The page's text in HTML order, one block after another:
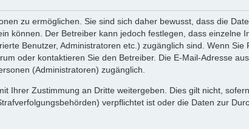
zu ermöglichen. Sie sind sich daher bewusst, dass die
können. Der Betreiber kann jedoch festlegen, dass einzelne
Benutzer, Administratoren etc.) zugänglich sind. Wenn Sie
oder kontaktieren Sie den Betreiber. Die E-Mail-Adresse
(Administratoren) zugänglich.
Ihrer Zustimmung an Dritte weitergeben. Dies gilt nicht,
verpflichtet ist oder die Daten zur